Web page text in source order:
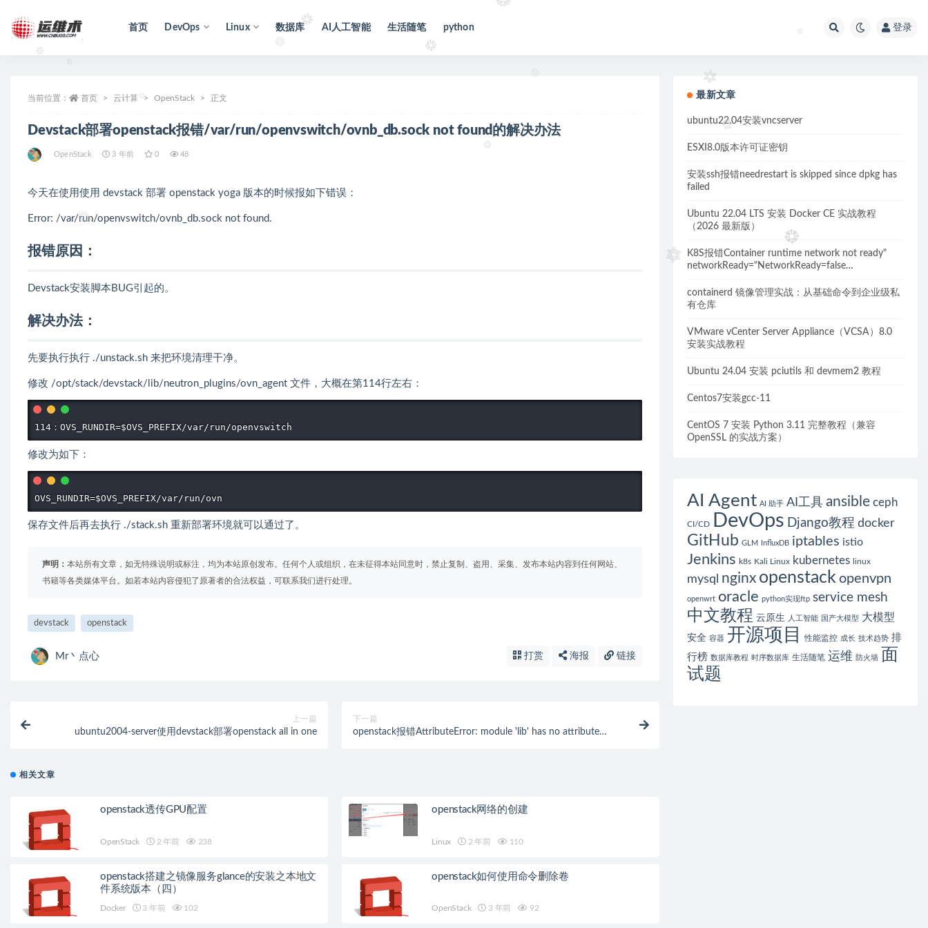
首页 DevOps Linux 数据库 AI人工智能 生活随笔 python 登录
当前位置： 首页 云计算 OpenStack 正文
Devstack部署openstack报错/var/run/openvswitch/ovnb_db.sock not found的解决办法
OpenStack 3 年前 0 48
今天在使用使用 devstack 部署 openstack yoga 版本的时候报如下错误：
Error: /var/run/openvswitch/ovnb_db.sock not found.
报错原因：
Devstack安装脚本BUG引起的。
解决办法：
先要执行执行 ./unstack.sh 来把环境清理干净。
修改 /opt/stack/devstack/lib/neutron_plugins/ovn_agent 文件，大概在第114行左右：
114：OVS_RUNDIR=$OVS_PREFIX/var/run/openvswitch
修改为如下：
OVS_RUNDIR=$OVS_PREFIX/var/run/ovn
保存文件后再去执行 ./stack.sh 重新部署环境就可以通过了。
声明： 本站所有文章，如无特殊说明或标注，均为本站原创发布。任何个人或组织，在未征得本站同意时，禁止复制、盗用、采集、发布本站内容到任何网站、
书籍等各类媒体平台。如若本站内容侵犯了原著者的合法权益，可联系我们进行处理。
devstack openstack
Mr丶点心 打赏 海报 链接
上一篇
ubuntu2004-server使用devstack部署openstack all in one
下一篇
openstack报错AttributeError: module 'lib' has no attribute
相关文章
openstack透传GPU配置
OpenStack 2 年前 238
openstack网络的创建
Linux 2 年前 110
openstack搭建之镜像服务glance的安装之本地文
件系统版本（四）
Docker 3 年前 102
openstack如何使用命令删除卷
OpenStack 3 年前 92
最新文章
ubuntu22.04安装vncserver
ESXI8.0版本许可证密钥
安装ssh报错needrestart is skipped since dpkg has
failed
Ubuntu 22.04 LTS 安装 Docker CE 实战教程
（2026 最新版）
K8S报错Container runtime network not ready"
networkReady="NetworkReady=false
containerd 镜像管理实战：从基础命令到企业级私
有仓库
VMware vCenter Server Appliance（VCSA）8.0
安装实战教程
Ubuntu 24.04 安装 pciutils 和 devmem2 教程
Centos7安装gcc-11
CentOS 7 安装 Python 3.11 完整教程（兼容
OpenSSL 的实战方案）
AI Agent AI 助手 AI工具 ansible ceph
CI/CD DevOps Django教程 docker
GitHub GLM InfluxDB iptables istio
Jenkins k8s Kali Linux kubernetes linux
mysql nginx openstack openvpn
openwrt oracle python实现ftp service mesh
中文教程 云原生 人工智能 国产大模型 大模型
安全 容器 开源项目 性能监控 成长 技术趋势 排
行榜 数据库教程 时序数据库 生活随笔 运维 防火墙 面
试题